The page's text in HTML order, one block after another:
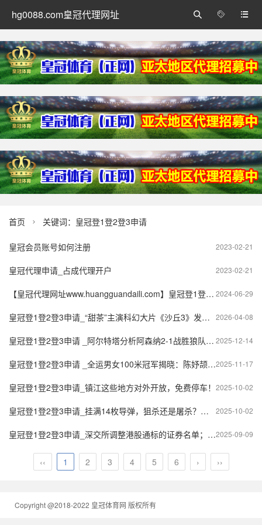
hg0088.com皇冠代理网址 


首页  关键词：皇冠登1登2登3申请
2023-02-21
皇冠会员账号如何注册
2023-02-21
皇冠代理申请_占成代理开户
2024-06-29
【皇冠代理网址www.huangguandaili.com】皇冠登1登2登3 代理「皇冠正网www.hg0088.com」代理注册
2026-04-08
皇冠登1登2登3申请_“甜茶”主演科幻大片《沙丘3》发布“先到先得”预告 宣布提前八个月开票
2025-12-14
皇冠登1登2登3申请 _阿尔特塔分析阿森纳2-1战胜狼队：本·怀特的伤势令人担忧
2025-11-17
皇冠登1登2登3申请 _全运男女100米冠军揭晓：陈妤颉破亚洲青年纪录夺金
2025-10-02
皇冠登1登2登3申请_镇江这些地方对外开放，免费停车！
2025-10-02
皇冠登1登2登3申请_挂满14枚导弹，狙杀还是屠杀？歼-20野兽模式，预示西太平洋变天
2025-09-09
皇冠登1登2登3申请_深交所调整港股通标的证券名单；奇瑞汽车通过港交所上市聆讯丨港交所早参
‹‹ 1 2 3 4 5 6 › ››
Copyright @2018-2022 皇冠体育网 版权所有